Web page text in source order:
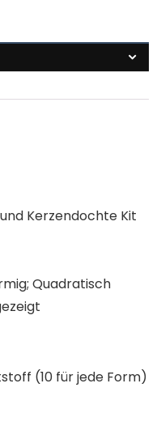
Kerzendochte Kit
Quadratisch
(10 für jede Form)